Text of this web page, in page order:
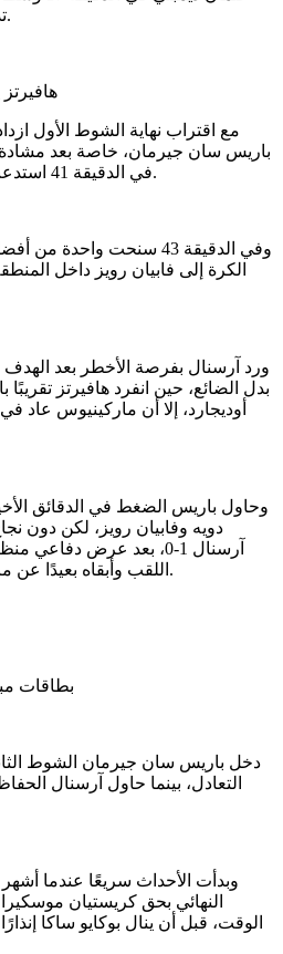
تدخل دفاعي وكأنه هدف جديد.
مع اقتراب نهاية الشوط الأول
باريس سان جيرمان، خاصة بعد
في الدقيقة 41 استدعت تدخل الحكم لتهدئة الأجواء.
وفي الدقيقة 43 سنحت
الكرة إلى فابيان رويز داخل
ورد آرسنال بفرصة الأخطر بعد الهدف
بدل الضائع، حين انفرد هافيرتز
أوديجارد، إلا أن ماركينيوس عاد
وحاول باريس الضغط في الدقائق
دويه وفابيان رويز، لكن دون
آرسنال 1-0، بعد عرض
اللقب وأبقاه بعيدًا عن مرمى رايا طوال أول 45 دقيقة.
بطاقات
دخل باريس سان جيرمان الشوط
التعادل، بينما حاول آرسنال
وبدأت الأحداث سريعًا عندما